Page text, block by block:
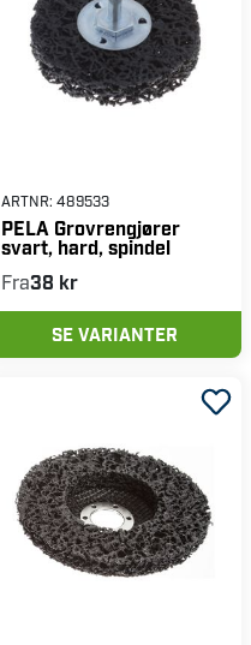
ARTNR: 489533
PELA Grovrengjører
svart, hard, spindel
Fra38 kr
SE VARIANTER